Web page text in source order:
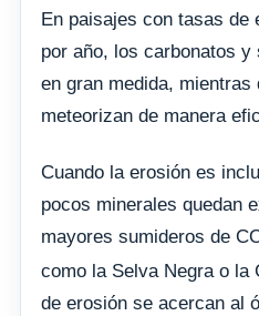
En paisajes con tasas de
por año, los carbonatos
en gran medida,
meteorizan de manera
Cuando la erosión es
pocos minerales quedan
mayores sumideros de
como la Selva Negra o la
de erosión se acercan al